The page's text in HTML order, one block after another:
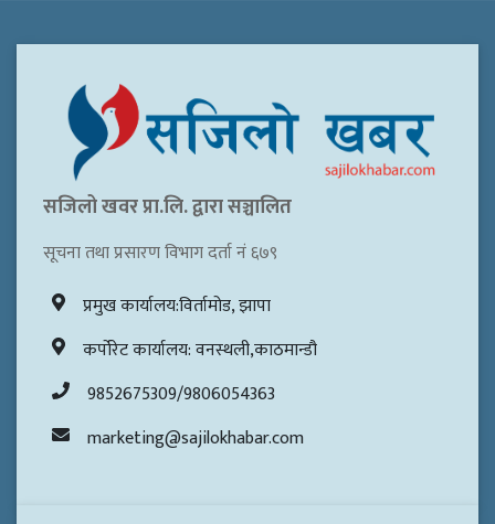
सजिलो खवर प्रा.लि. द्वारा सञ्चालित
सूचना तथा प्रसारण विभाग दर्ता नं ६७९
प्रमुख कार्यालय:विर्तामोड, झापा
कर्पोरेट कार्यालय: वनस्थली,काठमान्डौ
9852675309/9806054363
marketing@sajilokhabar.com